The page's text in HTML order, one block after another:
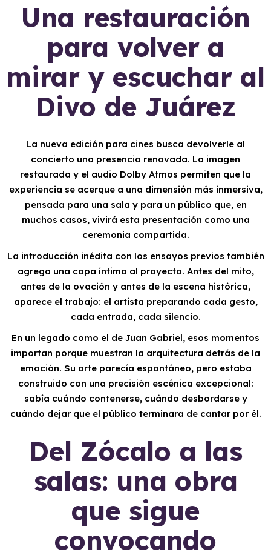
Una restauración
para volver a
mirar y escuchar al
Divo de Juárez
La nueva edición para cines busca devolverle al
concierto una presencia renovada. La imagen
restaurada y el audio Dolby Atmos permiten que la
experiencia se acerque a una dimensión más inmersiva,
pensada para una sala y para un público que, en
muchos casos, vivirá esta presentación como una
ceremonia compartida.
La introducción inédita con los ensayos previos también
agrega una capa íntima al proyecto. Antes del mito,
antes de la ovación y antes de la escena histórica,
aparece el trabajo: el artista preparando cada gesto,
cada entrada, cada silencio.
En un legado como el de Juan Gabriel, esos momentos
importan porque muestran la arquitectura detrás de la
emoción. Su arte parecía espontáneo, pero estaba
construido con una precisión escénica excepcional:
sabía cuándo contenerse, cuándo desbordarse y
cuándo dejar que el público terminara de cantar por él.
Del Zócalo a las
salas: una obra
que sigue
convocando